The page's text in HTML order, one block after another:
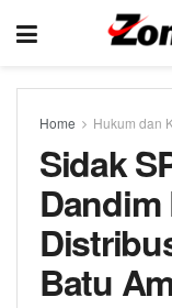
Home Hukum dan
Sidak
Batu